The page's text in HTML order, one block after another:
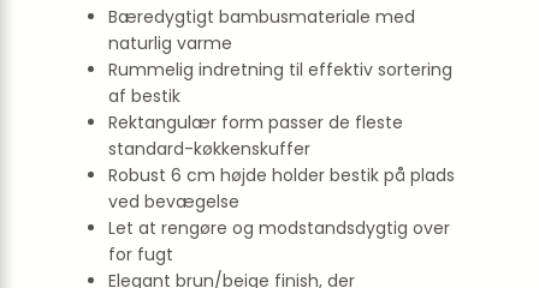
Bæredygtigt bambusmateriale med
naturlig varme
Rummelig indretning til effektiv sortering
af bestik
Rektangulær form passer de fleste
standard-køkkenskuffer
Robust 6 cm højde holder bestik på plads
ved bevægelse
Let at rengøre og modstandsdygtig over
for fugt
Elegant brun/beige finish, der